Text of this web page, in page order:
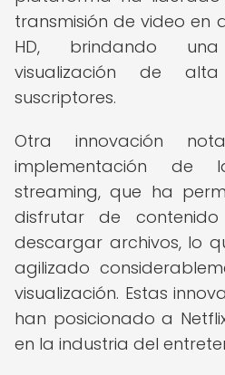
transmisión de video en
HD, brindando
visualización de
suscriptores.
Otra innovación
implementación de
streaming, que ha
disfrutar de
descargar archivos, lo
agilizado
visualización. Estas
han posicionado a
en la industria del